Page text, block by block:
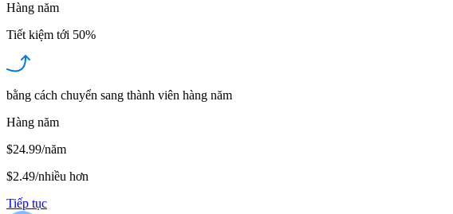
Hàng năm
Tiết kiệm tới 50%
bằng cách chuyển sang thành viên hàng năm
Hàng năm
$24.99/năm
$2.49/nhiều hơn
Tiếp tục